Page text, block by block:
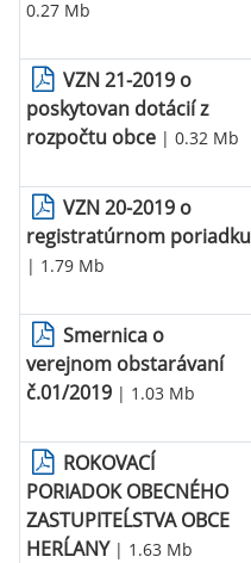
0.27 Mb
VZN 21-2019 o
poskytovan dotácií z
rozpočtu obce | 0.32 Mb
VZN 20-2019 o
registratúrnom poriadku
| 1.79 Mb
Smernica o
verejnom obstarávaní
č.01/2019 | 1.03 Mb
ROKOVACÍ
PORIADOK OBECNÉHO
ZASTUPITEĹSTVA OBCE
HERĹANY | 1.63 Mb